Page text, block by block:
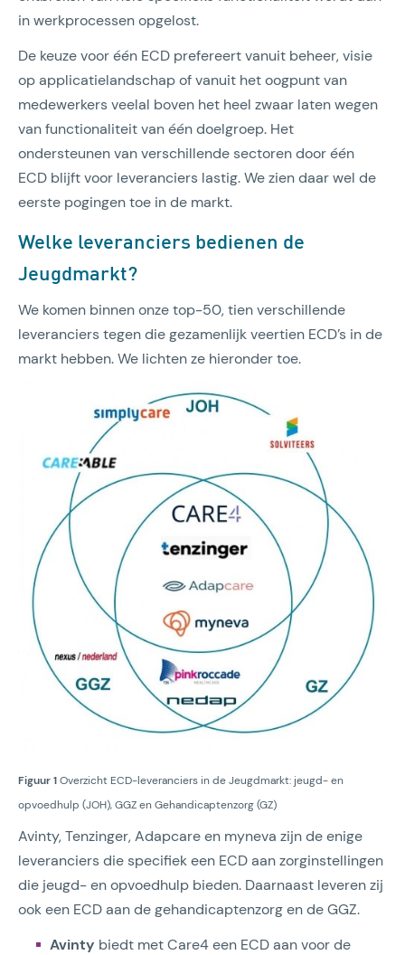
in werkprocessen opgelost.
De keuze voor één ECD prefereert vanuit beheer, visie
op applicatielandschap of vanuit het oogpunt van
medewerkers veelal boven het heel zwaar laten wegen
van functionaliteit van één doelgroep. Het
ondersteunen van verschillende sectoren door één
ECD blijft voor leveranciers lastig. We zien daar wel de
eerste pogingen toe in de markt.
Welke leveranciers bedienen de
Jeugdmarkt?
We komen binnen onze top-50, tien verschillende
leveranciers tegen die gezamenlijk veertien ECD’s in de
markt hebben. We lichten ze hieronder toe.
Figuur 1Overzicht ECD-leveranciers in de Jeugdmarkt: jeugd- en
opvoedhulp (JOH), GGZ en Gehandicaptenzorg (GZ)
Avinty, Tenzinger, Adapcare en myneva zijn de enige
leveranciers die specifiek een ECD aan zorginstellingen
die jeugd- en opvoedhulp bieden. Daarnaast leveren zij
ook een ECD aan de gehandicaptenzorg en de GGZ.
Avinty biedt met Care4 een ECD aan voor de